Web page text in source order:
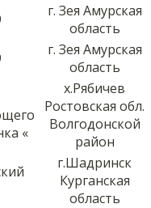
г. Зея Амурская
область
г. Зея Амурская
область
«
х.Рябичев
Ростовская обл.
Волгодонской
район
г.Шадринск
Курганская
область